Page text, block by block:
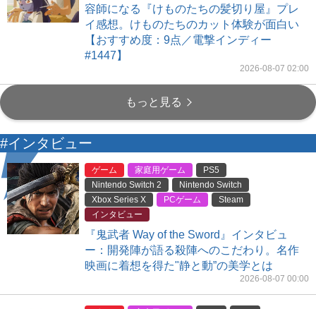
容師になる『けものたちの髪切り屋』プレ
イ感想。けものたちのカット体験が面白い
【おすすめ度：9点／電撃インディー
#1447】
2026-08-07 02:00
もっと見る
#インタビュー
ゲーム 家庭用ゲーム
PS5
Nintendo Switch 2
Nintendo Switch
Xbox Series X
PCゲーム
Steam
インタビュー
『鬼武者 Way of the Sword』インタビュ
ー：開発陣が語る殺陣へのこだわり。名作
映画に着想を得た"静と動”の美学とは
2026-08-07 00:00